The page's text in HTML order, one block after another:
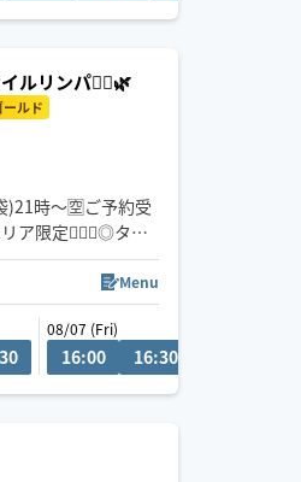
ます。
19:00 19:30
ルリンパ🧘‍♀️🌿
ールド
時〜🈳ご予約受
ア限定🙇🏻‍♀️◎タイ
ております☺️イチ
タイ古式🤸❤️‍🔥
さい💁‍♀️❣️
Menu
08/07 (Fri)
16:00 16:30